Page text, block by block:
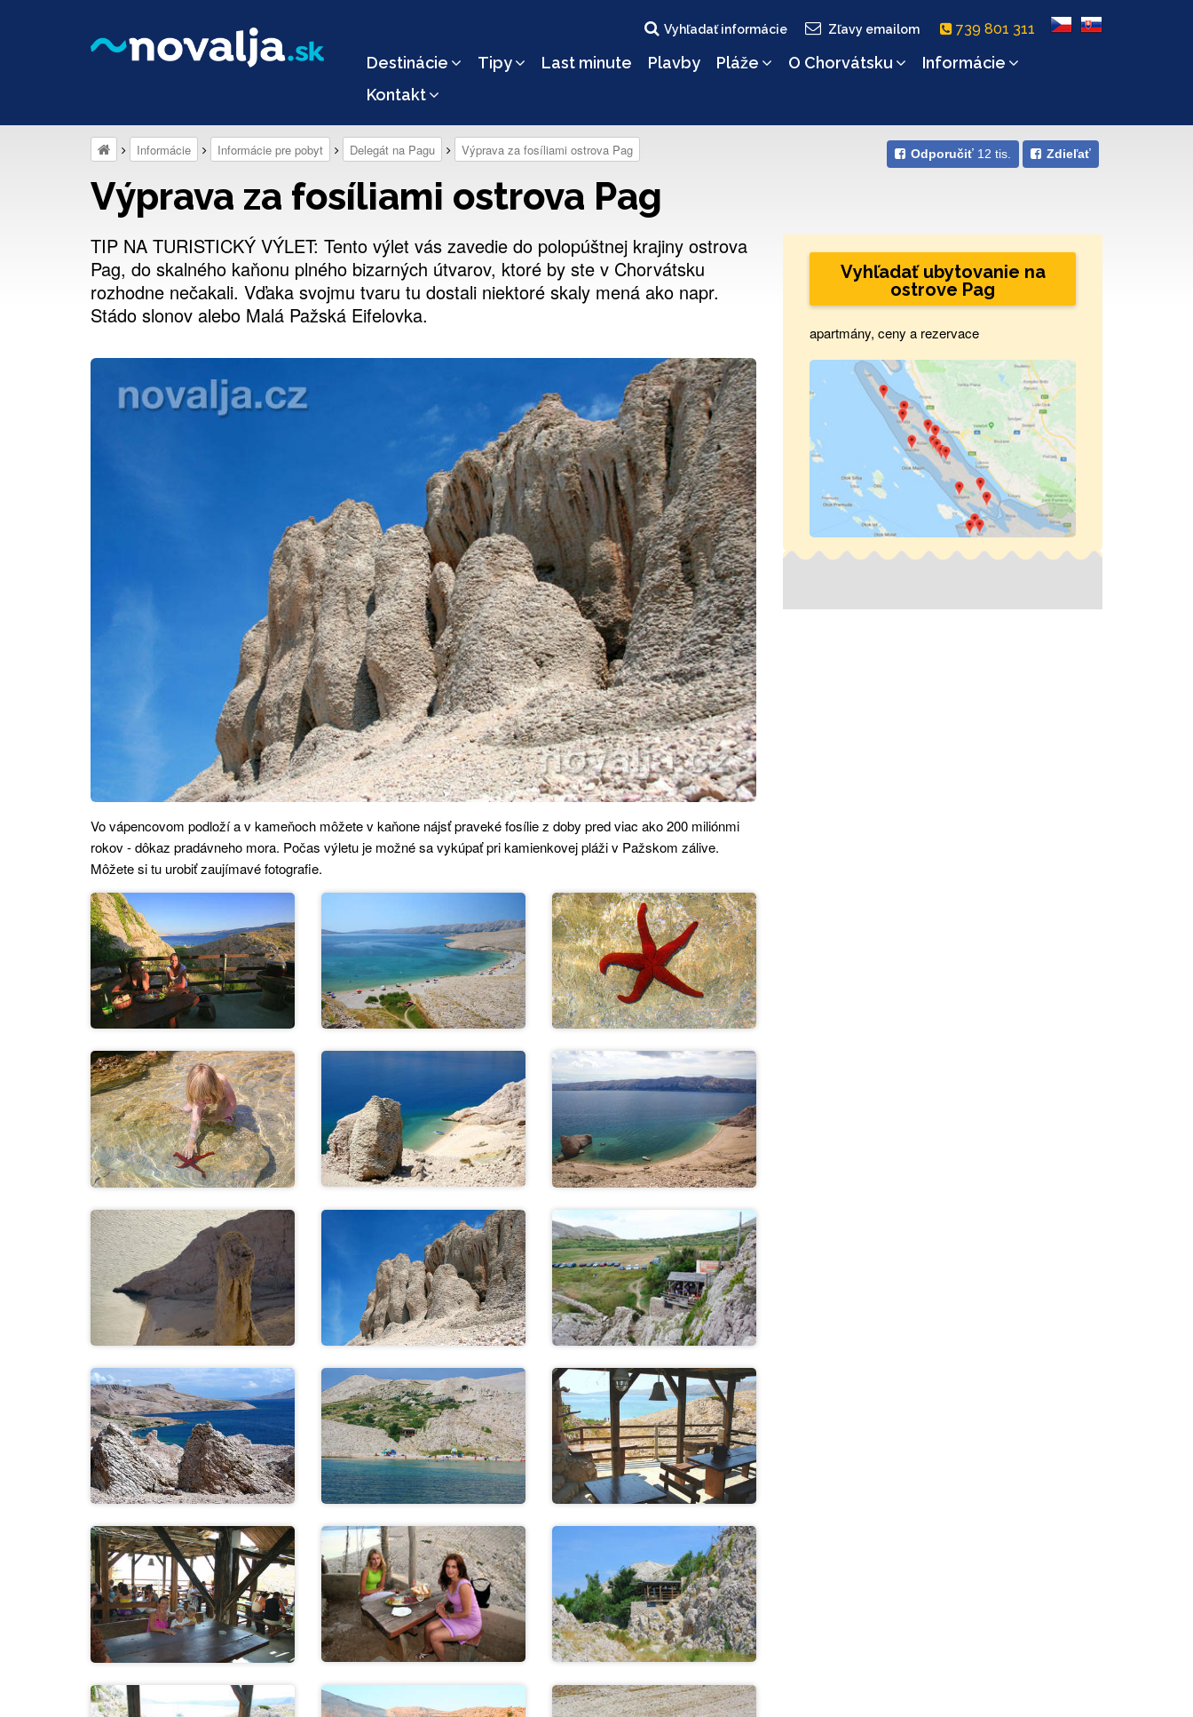
Vyhľadať informácie Zľavy emailom 739 801 311
Destinácie Tipy Last minute Plavby Pláže O Chorvátsku
Informácie
Kontakt
Odporučiť 12 tis. Zdieľať
Informácie Informácie pre pobyt Delegát na Pagu Výprava za fosíliami ostrova Pag
Výprava za fosíliami ostrova Pag
TIP NA TURISTICKÝ VÝLET: Tento výlet vás zavedie do polopúštnej krajiny ostrova
Pag, do skalného kaňonu plného bizarných útvarov, ktoré by ste v Chorvátsku
rozhodne nečakali. Vďaka svojmu tvaru tu dostali niektoré skaly mená ako napr.
Stádo slonov alebo Malá Pažská Eifelovka.
Vo vápencovom podloží a v kameňoch môžete v kaňone nájsť praveké fosílie z doby pred viac ako 200 miliónmi
rokov - dôkaz pradávneho mora. Počas výletu je možné sa vykúpať pri kamienkovej pláži v Pažskom zálive.
Môžete si tu urobiť zaujímavé fotografie.
Vyhľadať ubytovanie na
ostrove Pag
apartmány, ceny a rezervace